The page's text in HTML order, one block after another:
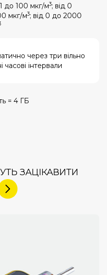
до 100 мкг/м3; від 0
мкг/м3; від 0 до 2000
через три вільно
часові інтервали
= 4 ГБ
ЗАЦІКАВИТИ